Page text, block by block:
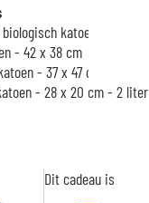
katoen - 5 maten
- 42 x 38 cm
- 37 x 47 cm
- 28 x 20 cm - 2 liter
Dit cadeau is